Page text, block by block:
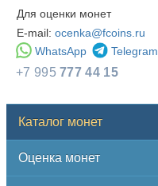
Для оценки монет
E-mail: ocenka@fcoins.ru
WhatsApp
Telegram
+7 995777 44 15
Каталог монет
Оценка монет